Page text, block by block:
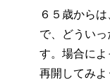
６５歳から
で、どうい
す。場合に
再開してみよ